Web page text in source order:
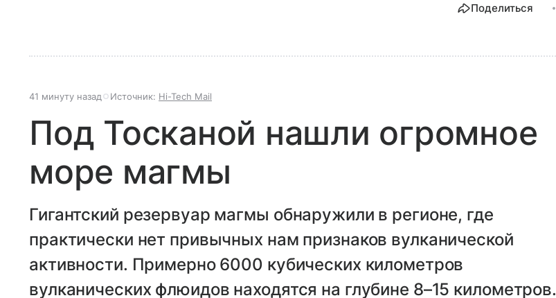
Поделиться
41 минуту назад Источник: Hi-Tech Mail
Под Тосканой нашли огромное
море магмы
Гигантский резервуар магмы обнаружили в регионе, где
практически нет привычных нам признаков вулканической
активности. Примерно 6000 кубических километров
вулканических флюидов находятся на глубине 8–15 километров.